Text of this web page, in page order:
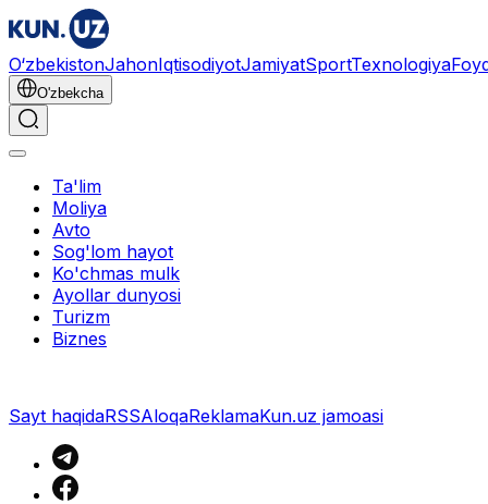
O‘zbekistonJahonIqtisodiyotJamiyatSportTexnologiya
O'zbekcha
Ta'lim
Moliya
Avto
Sog'lom hayot
Ko'chmas mulk
Ayollar dunyosi
Turizm
Biznes
Sayt haqidaRSSAloqaReklamaKun.uz jamoasi